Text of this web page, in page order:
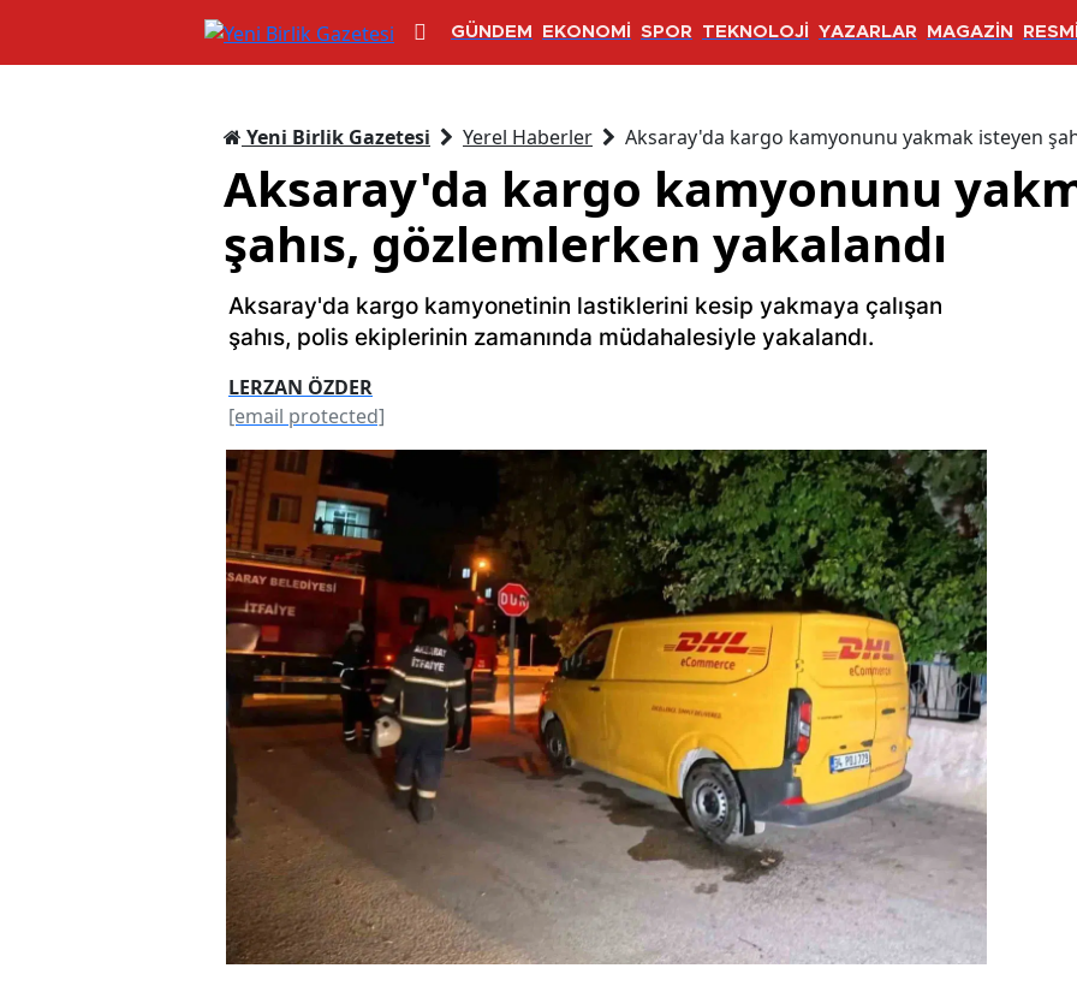
GÜNDEM EKONOMİ SPOR TEKNOLOJİ YAZARLAR MAGAZİN
Yeni Birlik Gazetesi Yerel Haberler Aksaray'da kargo kamyonunu yakmak isteyen
Aksaray'da kargo kamyonunu
şahıs, gözlemlerken yakalandı
Aksaray'da kargo kamyonetinin lastiklerini kesip yakmaya çalışan
şahıs, polis ekiplerinin zamanında müdahalesiyle yakalandı.
LERZAN ÖZDER
[email protected]